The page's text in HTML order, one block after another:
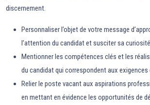
discernement.
Personnaliser l’objet de votre message
l’attention du candidat et susciter sa
Mentionner les compétences clés et les
du candidat qui correspondent aux
Relier le poste vacant aux aspirations
en mettant en évidence les opportunités de